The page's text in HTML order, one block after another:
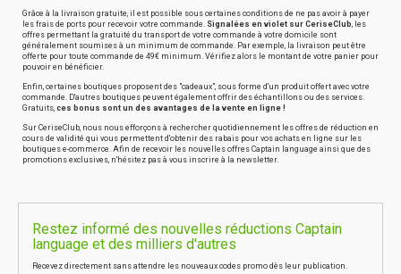
Grâce à la livraison gratuite, il est possible sous certaines conditions de ne pas avoir à payer
les frais de ports pour recevoir votre commande. Signalées en violet sur CeriseClub, les
offres permettant la gratuité du transport de votre commande à votre domicile sont
généralement soumises à un minimum de commande. Par exemple, la livraison peut être
offerte pour toute commande de 49€ minimum. Vérifiez alors le montant de votre panier pour
pouvoir en bénéficier.
Enfin, certaines boutiques proposent des "cadeaux", sous forme d'un produit offert avec votre
commande. D'autres boutiques peuvent également offrir des échantillons ou des services.
Gratuits, ces bonus sont un des avantages de la vente en ligne !
Sur CeriseClub, nous nous efforçons à rechercher quotidiennement les offres de réduction en
cours de validité qui vous permettent d'obtenir des rabais pour vos achats en ligne sur les
boutiques e-commerce. Afin de recevoir les nouvelles offres Captain language ainsi que des
promotions exclusives, n'hésitez pas à vous inscrire à la newsletter.
Restez informé des nouvelles réductions Captain
language et des milliers d'autres
Recevez directement sans attendre les nouveaux codes promo dès leur publication.